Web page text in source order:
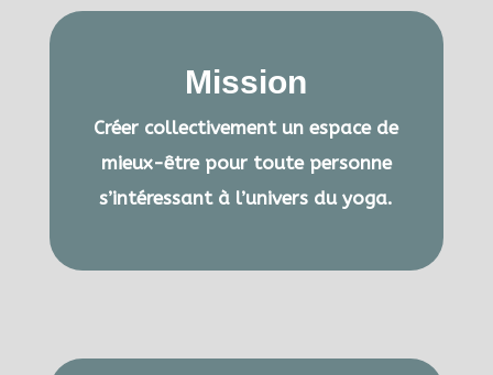
Mission
Créer collectivement un espace de
mieux-être pour toute personne
s’intéressant à l’univers du yoga.